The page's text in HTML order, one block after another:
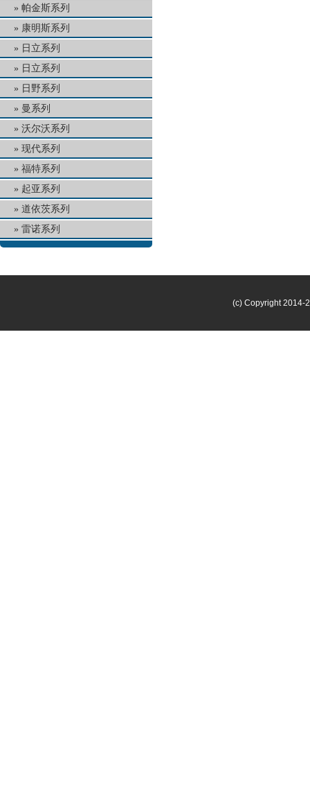
帕金斯系列
康明斯系列
日立系列
日立系列
日野系列
曼系列
沃尔沃系列
现代系列
福特系列
起亚系列
道依茨系列
雷诺系列
(c) Copyright 2014-